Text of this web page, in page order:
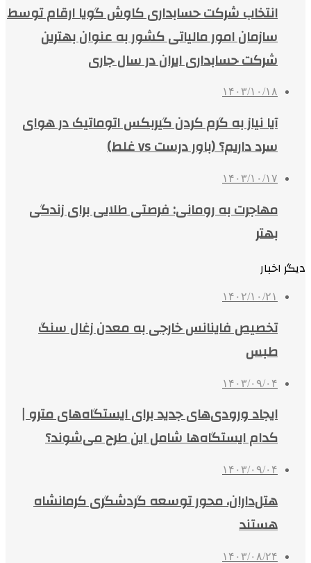
انتخاب شرکت حسابداری کاوش گویا ارقام توسط
سازمان امور مالیاتی کشور به عنوان بهترین
شرکت حسابداری ایران در سال جاری
۱۴۰۳/۱۰/۱۸
آیا نیاز به گرم کردن گیربکس اتوماتیک در هوای
سرد داریم؟ (باور درست vs غلط)
۱۴۰۳/۱۰/۱۷
مهاجرت به رومانی: فرصتی طلایی برای زندگی
بهتر
دیگر اخبار
۱۴۰۲/۱۰/۲۱
تخصیص فاینانس خارجی به معدن زغال سنگ
طبس
۱۴۰۳/۰۹/۰۴
ایجاد ورودی‌های جدید برای ایستگاه‌های مترو |
کدام ایستگاه‌ها شامل این طرح می‌شوند؟
۱۴۰۳/۰۹/۰۴
هتل‌داران، محور توسعه گردشگری کرمانشاه
هستند
۱۴۰۳/۰۸/۲۴